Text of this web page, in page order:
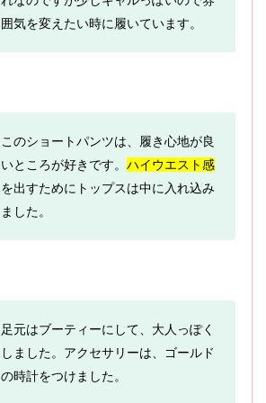
囲気を変えたい時に履いています。
このショートパンツは、履き心地が良
いところが好きです。 ハイウエスト感
を出すためにトップスは中に入れ込み
ました。
足元はブーティーにして、大人っぽく
しました。アクセサリーは、ゴールド
の時計をつけました。